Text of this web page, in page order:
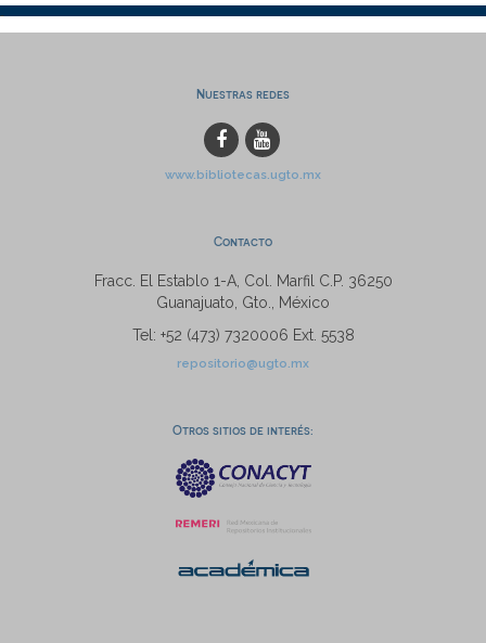
Nuestras redes
www.bibliotecas.ugto.mx
Contacto
Fracc. El Establo 1-A, Col. Marfil C.P. 36250
Guanajuato, Gto., México
Tel: +52 (473) 7320006 Ext. 5538
repositorio@ugto.mx
Otros sitios de interés: